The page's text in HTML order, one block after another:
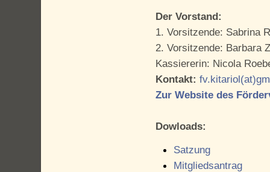
Der Vorstand:
1. Vorsitzende: Sabrina
2. Vorsitzende: Barbara
Kassiererin: Nicola
Kontakt:
Zur Website des
Dowloads:
Satzung
Mitgliedsantrag